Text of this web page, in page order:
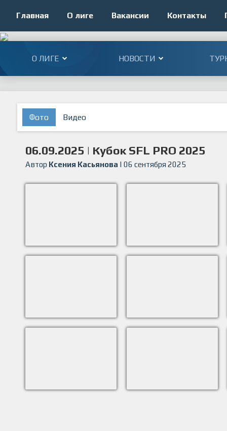
Главная О лиге Вакансии Контакты
О ЛИГЕ НОВОСТИ
Фото Видео
06.09.2025 | Кубок SFL PRO 2025
Автор Ксения Касьянова | 06 сентября 2025